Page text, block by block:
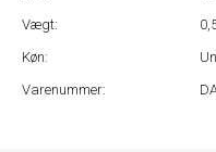
Vægt:
Køn:
Varenummer: